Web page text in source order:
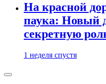
На красной
паука: Новый
секретную
1 неделя спустя